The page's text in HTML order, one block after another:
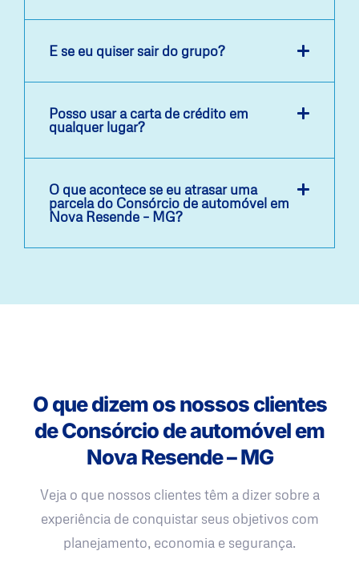
E se eu quiser sair do grupo?
Posso usar a carta de crédito em
qualquer lugar?
O que acontece se eu atrasar uma
parcela do Consórcio de automóvel em
Nova Resende – MG?
O que dizem os nossos clientes
de Consórcio de automóvel em
Nova Resende – MG
Veja o que nossos clientes têm a dizer sobre a
experiência de conquistar seus objetivos com
planejamento, economia e segurança.